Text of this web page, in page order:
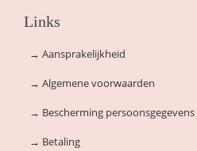
Links
→ Aansprakelijkheid
→ Algemene voorwaarden
→ Bescherming persoonsgegevens
→ Betaling